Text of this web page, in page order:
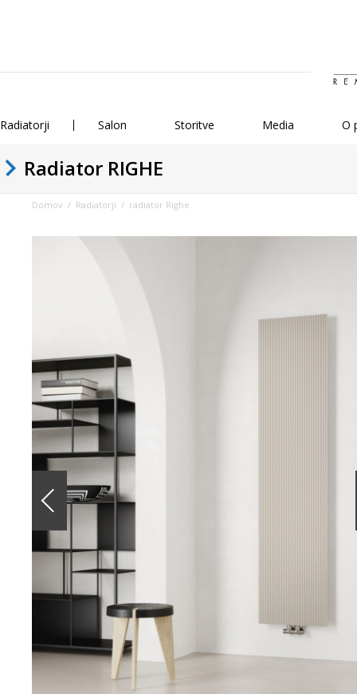
Radiatorji Salon Storitve Media O
Radiator RIGHE
Domov / Radiatorji / radiator Righe